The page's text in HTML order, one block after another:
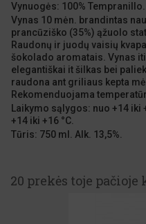
Vynuogės: 100% Tempranillo.
Vynas 10 mėn. brandintas
prancūziško (35%) ąžuolo
Raudonų ir juodų vaisių
šokolado aromatais. Vynas
elegantiškai it šilkas bei
raudona ant griliaus kepta
Rekomenduojama
Laikymo sąlygos: nuo +14 iki
+14 iki +16 °C.
Tūris: 750 ml. Alk. 13,5%.
20 prekės toje pačioje